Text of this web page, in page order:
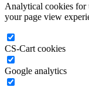
Analytical cookies for
your page view
CS-Cart cookies
Google analytics